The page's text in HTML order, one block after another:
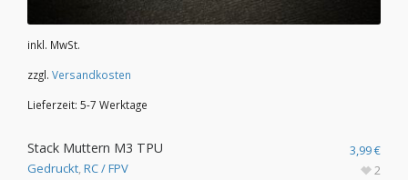
inkl. MwSt.
zzgl. Versandkosten
Lieferzeit: 5-7 Werktage
Stack Muttern M3 TPU
Gedruckt,RC / FPV
3,99€
2